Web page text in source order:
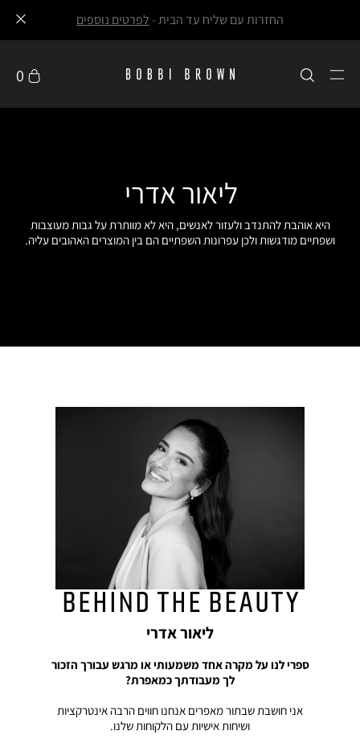
החזרות עם שליח עד הבית - לפרטים נוספים
0
ליאור אדרי
היא אוהבת להתנדב ולעזור לאנשים, היא לא מוותרת על גבות מעוצבות
ושפתיים מודגשות ולכן עפרונות השפתיים הם בין המוצרים האהובים עליה.
behind the beauty
ליאור אדרי
ספרי לנו על מקרה אחד משמעותי או מרגש עבורך הזכור
לך מעבודתך כמאפרת?
אני חושבת שבתור מאפרים אנחנו חווים הרבה אינטרקציות
ושיחות אישיות עם הלקוחות שלנו.